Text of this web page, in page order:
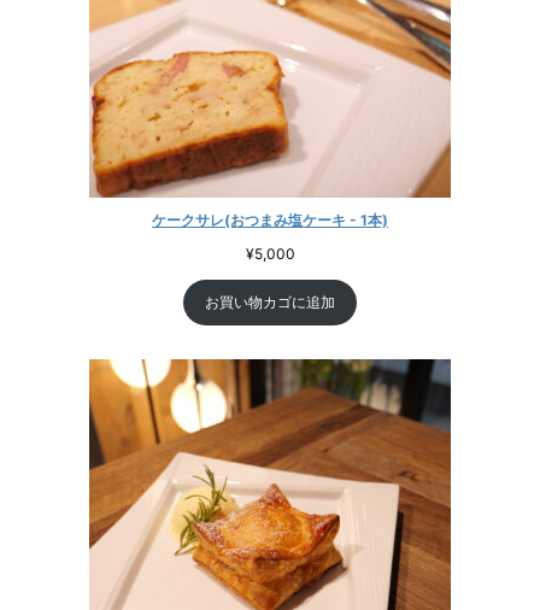
ケークサレ(おつまみ塩ケーキ - 1本)
¥5,000
お買い物カゴに追加